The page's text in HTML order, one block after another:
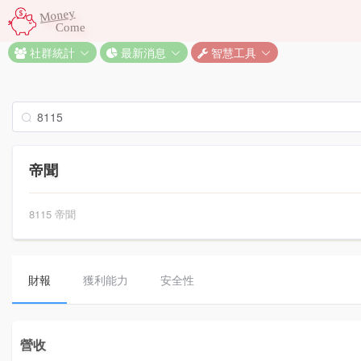
Money
Come
社群統計 最新消息 智慧工具
帝聞
8115 帝聞
財報 獲利能力 安全性
營收